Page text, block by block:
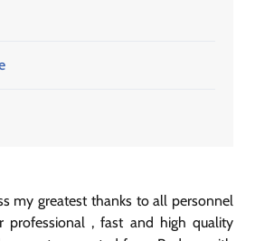
my greatest thanks to all personnel
, fast and high quality